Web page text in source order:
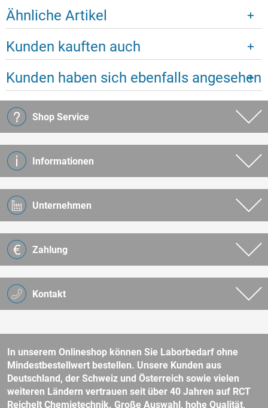
Ähnliche Artikel
Kunden kauften auch
Kunden haben sich ebenfalls angesehen
Kontakt
Shop Service
Informationen
Unternehmen
Zahlung
In unserem Onlineshop können Sie Laborbedarf ohne
Mindestbestellwert bestellen. Unsere Kunden aus
Deutschland, der Schweiz und Österreich sowie vielen
weiteren Ländern vertrauen seit über 40 Jahren auf RCT
Reichelt Chemietechnik. Große Auswahl, hohe Qualität,